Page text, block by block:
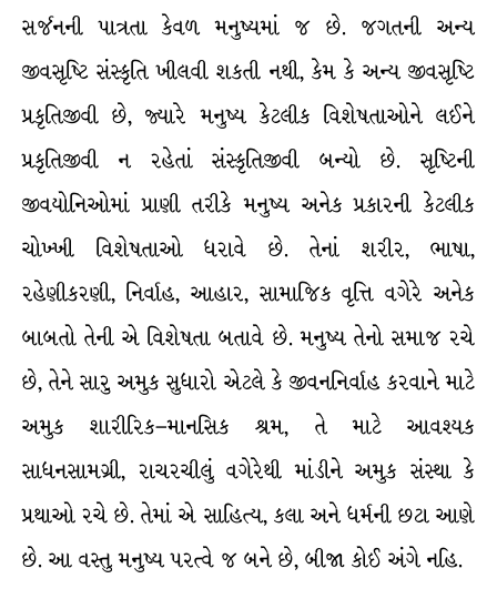
સર્જનની પાત્રતા કેવળ મનુષ્યમાં જ છે. જગતની અન્ય
જીવસૃષ્ટિ સંસ્કૃતિ ખીલવી શકતી નથી, કેમ કે અન્ય જીવસૃષ્ટિ
પ્રકૃતિજીવી છે, જ્યારે મનુષ્ય કેટલીક વિશેષતાઓને લઈને
પ્રકૃતિજીવી ન રહેતાં સંસ્કૃતિજીવી બન્યો છે. સૃષ્ટિની
જીવયોનિઓમાં પ્રાણી તરીકે મનુષ્ય અનેક પ્રકારની કેટલીક
ચોખ્ખી વિશેષતાઓ ધરાવે છે. તેનાં શરીર, ભાષા,
રહેણીકરણી, નિર્વાહ, આહાર, સામાજિક વૃત્તિ વગેરે અનેક
બાબતો તેની એ વિશેષતા બતાવે છે. મનુષ્ય તેનો સમાજ રચે
છે, તેને સારુ અમુક સુધારો એટલે કે જીવનનિર્વાહ કરવાને માટે
અમુક શારીરિક–માનસિક શ્રમ, તે માટે આવશ્યક
સાધનસામગ્રી, રાચરચીલું વગેરેથી માંડીને અમુક સંસ્થા કે
પ્રથાઓ રચે છે. તેમાં એ સાહિત્ય, કલા અને ધર્મની છટા આણે
છે. આ વસ્તુ મનુષ્ય પરત્વે જ બને છે, બીજા કોઈ અંગે નહિ.